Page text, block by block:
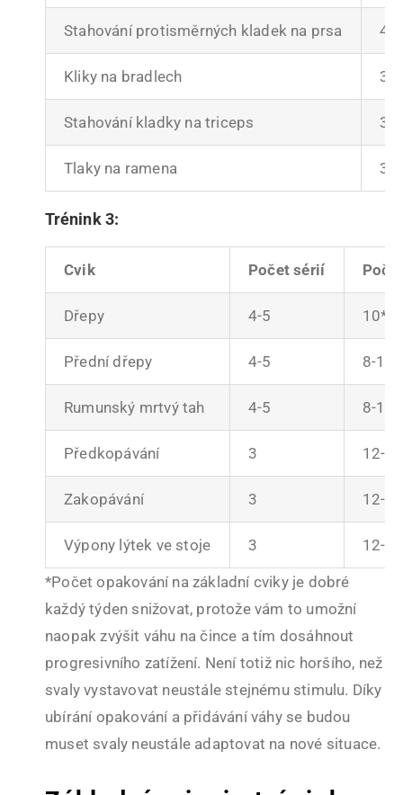
Stahování protisměrných kladek na prsa 4-5
Kliky na bradlech 3
Stahování kladky na triceps 3
Tlaky na ramena 3
Trénink 3:
Cvik Počet sérií
Dřepy 4-5 10*
Přední dřepy 4-5 8-12
Rumunský mrtvý tah 4-5 8-12
Předkopávání 3 12-15
Zakopávání 3 12-15
Výpony lýtek ve stoje 3 12-15
*Počet opakování na základní cviky je dobré
každý týden snižovat, protože vám to umožní
naopak zvýšit váhu na čince a tím dosáhnout
progresivního zatížení. Není totiž nic horšího, než
svaly vystavovat neustále stejnému stimulu. Díky
ubírání opakování a přidávání váhy se budou
muset svaly neustále adaptovat na nové situace.